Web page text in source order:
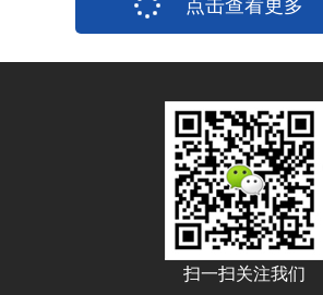
点击查看更多
扫一扫关注我们